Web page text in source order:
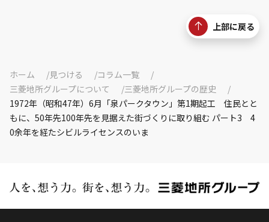
上部に戻る
ホーム 見つける
コラム一覧
三菱地所グループについて
三菱地所グループの歴史
1972年（昭和47年）6月「泉パークタウン」第1期起工 住民とと
もに、50年先100年先を見据えた街づくりに取り組む パート3 4
0余年を経たシビルライセンスのいま